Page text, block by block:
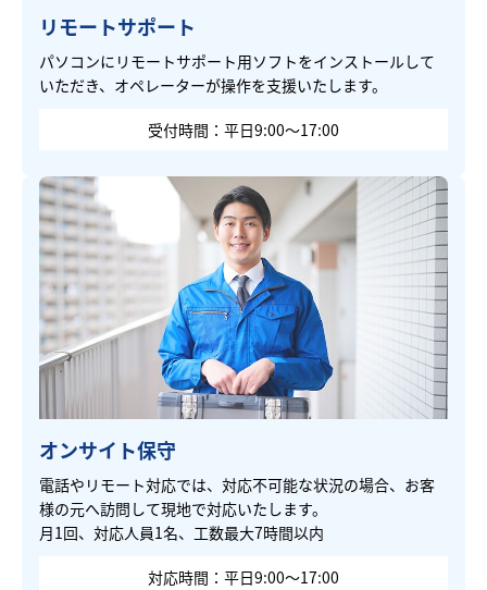
リモートサポート
パソコンにリモートサポート用ソフトをインストールして
いただき、オペレーターが操作を支援いたします。
受付時間：平日9:00～17:00
オンサイト保守
電話やリモート対応では、対応不可能な状況の場合、お客
様の元へ訪問して現地で対応いたします。
月1回、対応人員1名、工数最大7時間以内
対応時間：平日9:00～17:00